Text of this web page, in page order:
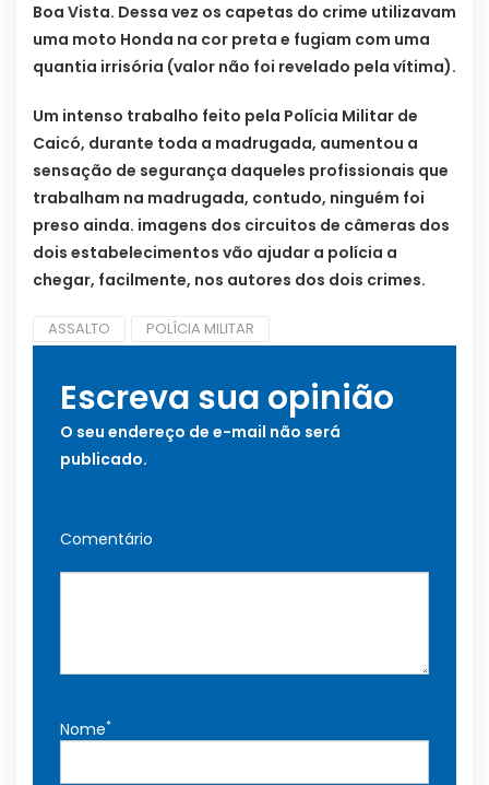
Boa Vista. Dessa vez os capetas do crime utilizavam
uma moto Honda na cor preta e fugiam com uma
quantia irrisória (valor não foi revelado pela vítima).
Um intenso trabalho feito pela Polícia Militar de
Caicó, durante toda a madrugada, aumentou a
sensação de segurança daqueles profissionais que
trabalham na madrugada, contudo, ninguém foi
preso ainda. imagens dos circuitos de câmeras dos
dois estabelecimentos vão ajudar a polícia a
chegar, facilmente, nos autores dos dois crimes.
ASSALTO POLÍCIA MILITAR
Escreva sua opinião
O seu endereço de e-mail não será
publicado.
Comentário
Nome*